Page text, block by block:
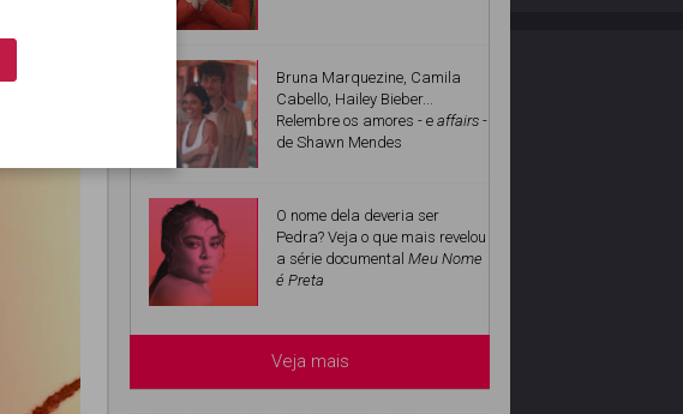
Bruna Marquezine, Camila
Cabello, Hailey Bieber...
Relembre os amores - e affairs -
de Shawn Mendes
O nome dela deveria ser
Pedra? Veja o que mais revelou
a série documental Meu Nome
é Preta
Veja mais